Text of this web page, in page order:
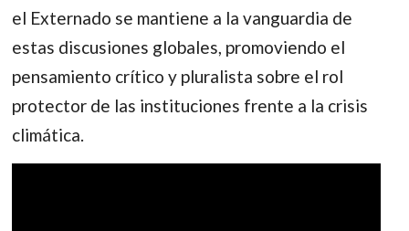
el Externado se mantiene a la vanguardia de
estas discusiones globales, promoviendo el
pensamiento crítico y pluralista sobre el rol
protector de las instituciones frente a la crisis
climática.